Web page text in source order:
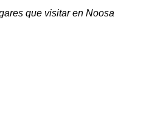
que visitar en Noosa